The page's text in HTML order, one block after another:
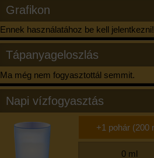
Grafikon
Ennek használatához be kell jelentkezni!
Tápanyageloszlás
Ma még nem fogyasztottál semmit.
Napi vízfogyasztás